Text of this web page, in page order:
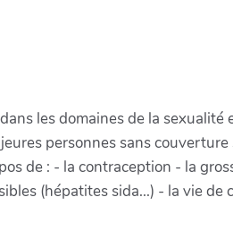
les domaines de la sexualité
personnes sans
de : - la contraception - la
(hépatites sida...) - la vie